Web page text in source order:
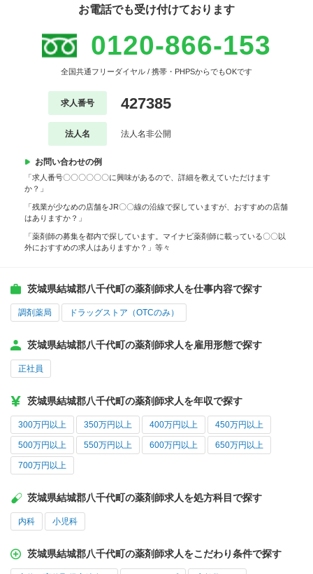
お電話でも受け付けております
0120-866-153
全国共通フリーダイヤル / 携帯・PHPSからでもOKです
求人番号 427385
法人名 法人名非公開
お問い合わせの例
「求人番号〇〇〇〇〇〇に興味があるので、詳細を教えていただけます
か？」
「残業が少なめの店舗をJR〇〇線の沿線で探していますが、おすすめの店舗
はありますか？」
「薬剤師の募集を都内で探しています。マイナビ薬剤師に載っている〇〇以
外におすすめの求人はありますか？」等々
茨城県結城郡八千代町の薬剤師求人を仕事内容で探す
調剤薬局 ドラッグストア（OTCのみ）
茨城県結城郡八千代町の薬剤師求人を雇用形態で探す
正社員
茨城県結城郡八千代町の薬剤師求人を年収で探す
300万円以上 350万円以上 400万円以上 450万円以上
500万円以上 550万円以上 600万円以上 650万円以上
700万円以上
茨城県結城郡八千代町の薬剤師求人を処方科目で探す
内科 小児科
茨城県結城郡八千代町の薬剤師求人をこだわり条件で探す